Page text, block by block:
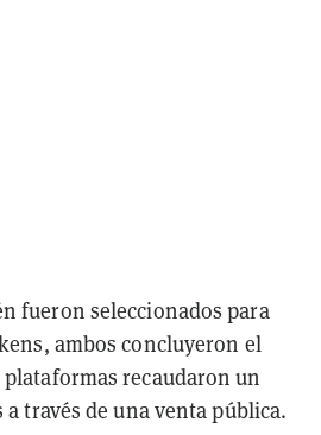
fueron seleccionados para
ambos concluyeron el
plataformas recaudaron un
través de una venta pública.